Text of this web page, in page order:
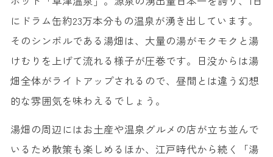
ロックハート城
榛名湖
ガトーフェスタ ハラダ 本社工場
宝徳寺
群馬サファリパーク
碓氷峠鉄道文化むら
金山総合公園ぐんまこどもの国
にドラム缶約23万本分もの温泉が湧き出しています。
そのシンボルである湯畑は、大量の湯がモクモクと湯
けむりを上げて流れる様子が圧巻です。日没からは湯
畑全体がライトアップされるので、昼間とは違う幻想
的な雰囲気を味わえるでしょう。
湯畑の周辺にはお土産や温泉グルメの店が立ち並んで
いるため散策も楽しめるほか、江戸時代から続く「湯